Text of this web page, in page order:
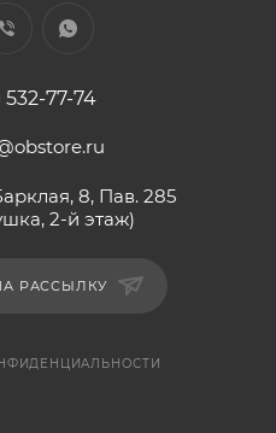
532-77-74
8, Пав. 285
2-й этаж)
РАССЫЛКУ